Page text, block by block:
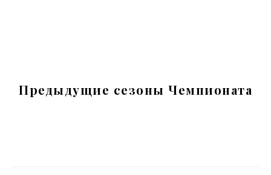
Предыдущие сезоны Чемпионата